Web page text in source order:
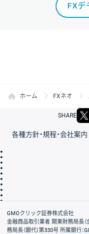
FXデ
ホーム FXネオ
SHARE
各種方針・規程・会社案内
会社案内
GMOクリック証券株式会社
金融商品取引業者 関東財務局長
務局長（銀代）第330号 所属銀行